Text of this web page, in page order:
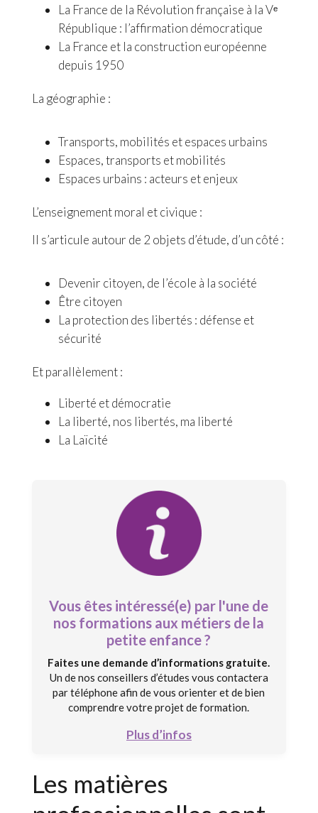
La France de la Révolution française à la Vᵉ
République : l’affirmation démocratique
La France et la construction européenne
depuis 1950
La géographie :
Transports, mobilités et espaces urbains
Espaces, transports et mobilités
Espaces urbains : acteurs et enjeux
L’enseignement moral et civique :
Il s’articule autour de 2 objets d’étude, d’un côté :
Devenir citoyen, de l’école à la société
Être citoyen
La protection des libertés : défense et
sécurité
Et parallèlement :
Liberté et démocratie
La liberté, nos libertés, ma liberté
La Laïcité
Vous êtes intéressé(e) par l'une de
nos formations aux métiers de la
petite enfance ?
Faites une demande d’informations gratuite.
Un de nos conseillers d’études vous contactera
par téléphone afin de vous orienter et de bien
comprendre votre projet de formation.
Plus d’infos
Les matières